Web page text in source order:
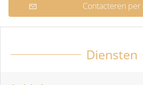
Contacteren per
Diensten